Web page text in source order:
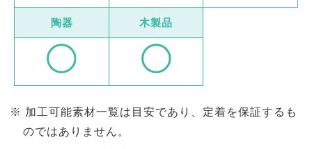
陶器 木製品
加工可能素材一覧は目安であり、定着を保証するも
のではありません。